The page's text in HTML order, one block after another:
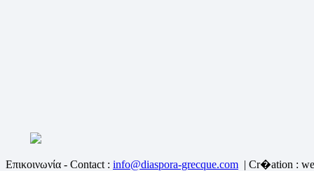
Επικοινωνία - Contact : info@diaspora-grecque.com | Cr�ation :